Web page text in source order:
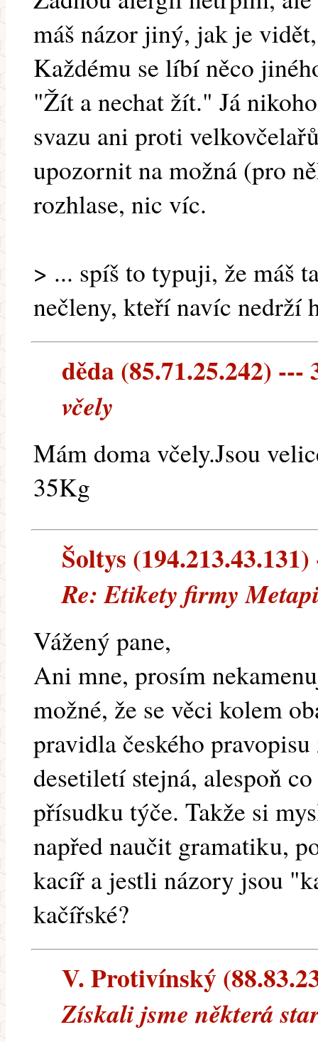
máš názor jiný, jak je
Každému se líbí něco
"Žít a nechat žít." Já
svazu ani proti
upozornit na možná (pro
rozhlase, nic víc.
> ... spíš to typuji, že máš
nečleny, kteří navíc nedrží
děda (85.71.25.242) ---
včely
Mám doma včely.Jsou
35Kg
Šoltys
Re: Etikety firmy
Vážený pane,
Ani mne, prosím
možné, že se věci kolem
pravidla českého
desetiletí stejná, alespoň
přísudku týče. Takže si
napřed naučit gramatiku,
kacíř a jestli názory jsou
kačířské?
V. Protivínský
Získali jsme některá